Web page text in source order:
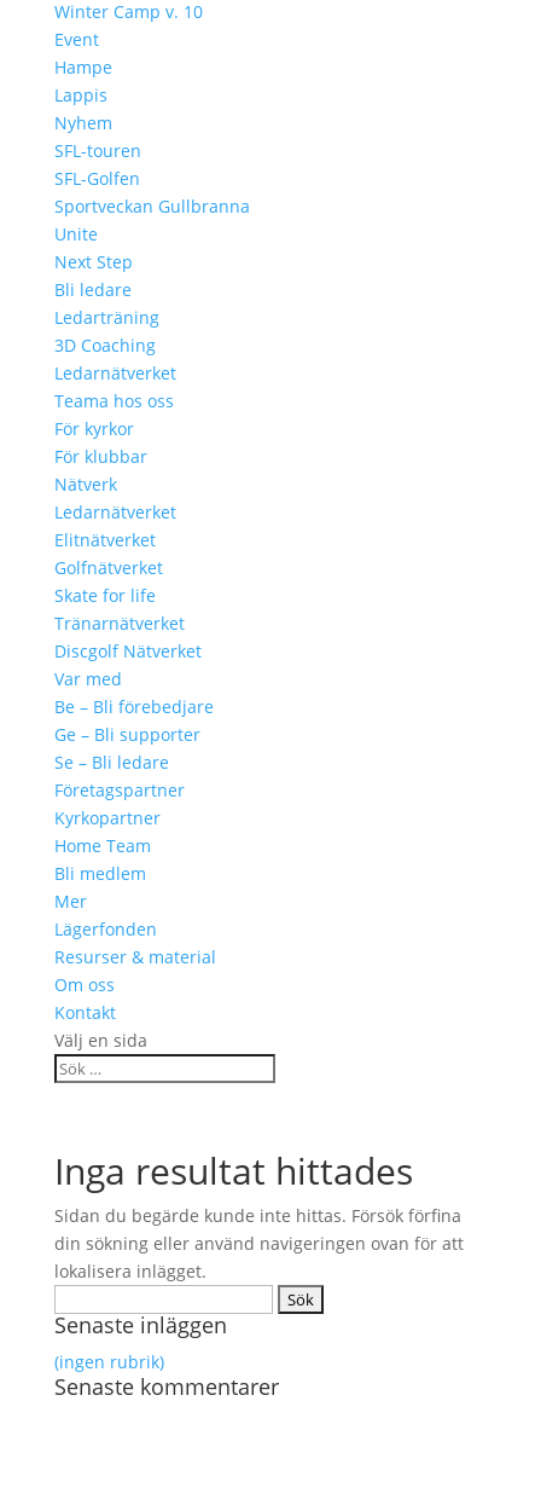
Winter Camp v. 10
Event
Hampe
Lappis
Nyhem
SFL-touren
SFL-Golfen
Sportveckan Gullbranna
Unite
Next Step
Bli ledare
Ledarträning
3D Coaching
Ledarnätverket
Teama hos oss
För kyrkor
För klubbar
Nätverk
Ledarnätverket
Elitnätverket
Golfnätverket
Skate for life
Tränarnätverket
Discgolf Nätverket
Var med
Be – Bli förebedjare
Ge – Bli supporter
Se – Bli ledare
Företagspartner
Kyrkopartner
Home Team
Bli medlem
Mer
Lägerfonden
Resurser & material
Om oss
Kontakt
Välj en sida
Inga resultat hittades
Sidan du begärde kunde inte hittas. Försök förfina
din sökning eller använd navigeringen ovan för att
lokalisera inlägget.
efter:
Senaste inläggen
(ingen rubrik)
Senaste kommentarer